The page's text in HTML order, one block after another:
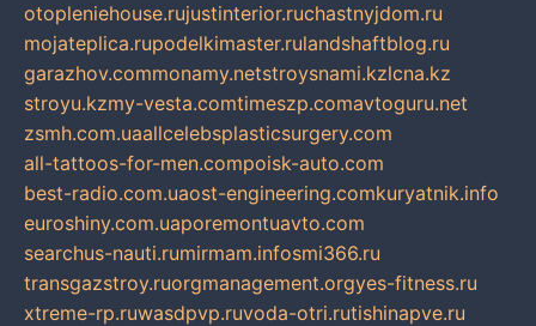
otopleniehouse.rujustinterior.ruchastnyjdom.ru
mojateplica.rupodelkimaster.rulandshaftblog.ru
garazhov.commonamy.netstroysnami.kzlcna.kz
stroyu.kzmy-vesta.comtimeszp.comavtoguru.net
zsmh.com.uaallcelebsplasticsurgery.com
all-tattoos-for-men.compoisk-auto.com
best-radio.com.uaost-engineering.comkuryatnik.info
euroshiny.com.uaporemontuavto.com
searchus-nauti.rumirmam.infosmi366.ru
transgazstroy.ruorgmanagement.orgyes-fitness.ru
xtreme-rp.ruwasdpvp.ruvoda-otri.rutishinapve.ru